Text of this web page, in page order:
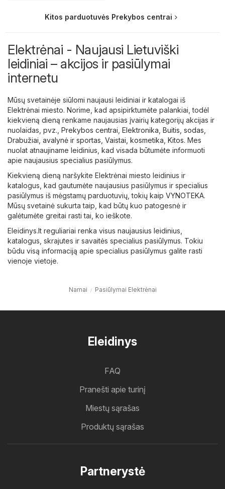
Kitos parduotuvės Prekybos centrai
Elektrėnai - Naujausi Lietuviški
leidiniai – akcijos ir pasiūlymai
internetu
Mūsų svetainėje siūlomi naujausi leidiniai ir katalogai iš
Elektrėnai miesto. Norime, kad apsipirktumėte palankiai, todėl
kiekvieną dieną renkame naujausias įvairių kategorijų akcijas ir
nuolaidas, pvz., Prekybos centrai Elektronika Buitis, sodas
Drabužiai, avalynė ir sportas Vaistai, kosmetika Kitos. Mes
nuolat atnaujiname leidinius, kad visada būtumėte informuoti
apie naujausius specialius pasiūlymus.
Kiekvieną dieną naršykite Elektrėnai miesto leidinius ir
katalogus, kad gautumėte naujausius pasiūlymus ir specialius
pasiūlymus iš mėgstamų parduotuvių, tokių kaip VYNOTEKA.
Mūsų svetainė sukurta taip, kad būtų kuo patogesnė ir
galėtumėte greitai rasti tai, ko ieškote.
Eleidinys.lt reguliariai renka visus naujausius leidinius,
katalogus, skrajutes ir savaitės specialius pasiūlymus. Tokiu
būdu visą informaciją apie specialius pasiūlymus galite rasti
vienoje vietoje.
Namai Pasiūlymai Elektrėnai
Eleidinys
FAQ
Pranešti apie turinį
Miestų sąrašas
Produktų sąrašas
Partnerystė